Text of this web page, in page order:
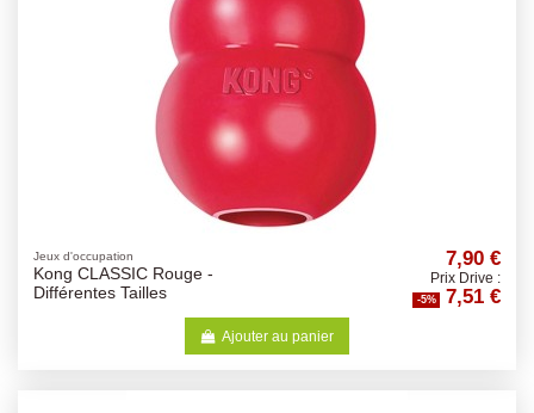
Jeux d'occupation
Kong CLASSIC Rouge -
Différentes Tailles
7,90 €
Prix Drive :
-5% 7,51 €
Ajouter au panier